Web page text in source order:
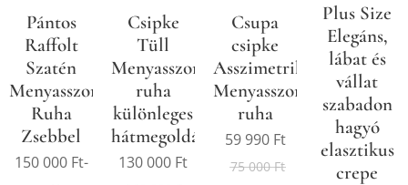
Pántos
Raffolt
Szatén
Menyasszonyi
Ruha
Zsebbel
150 000Ft-
Csipke
Tüll
Menyasszonyi
ruha
különleges
hátmegoldással
130 000 Ft
Csupa
csipke
Asszimetrikus
Menyasszonyi
ruha
59 990Ft
75 000Ft
Plus Size
Elegáns,
lábat és
vállat
szabadon
hagyó
elasztikus
crepe